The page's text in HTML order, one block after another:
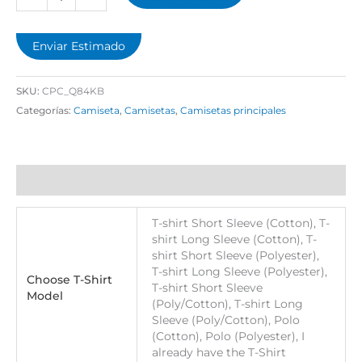
Enviar Estimado
SKU: CPC_Q84KB
Categorías: Camiseta, Camisetas, Camisetas principales
Choose T-Shirt
Model
T-shirt Short Sleeve (Cotton), T-
shirt Long Sleeve (Cotton), T-
shirt Short Sleeve (Polyester),
T-shirt Long Sleeve (Polyester),
T-shirt Short Sleeve
(Poly/Cotton), T-shirt Long
Sleeve (Poly/Cotton), Polo
(Cotton), Polo (Polyester), I
already have the T-Shirt